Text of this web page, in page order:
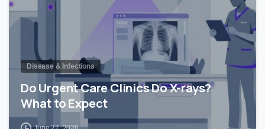
Disease & Infections
Do Urgent Care Clinics Do X-rays?
What to Expect